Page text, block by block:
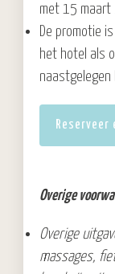
met 15 maart
De promotie
het hotel als
naastgelegen
Overige
Overige
massages,